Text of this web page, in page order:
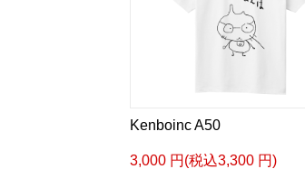
Kenboinc A50
3,000 円(税込3,300 円)